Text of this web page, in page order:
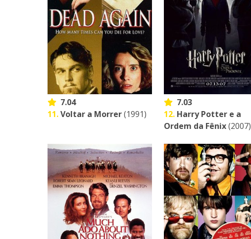
7.04
11.Voltar a Morrer(1991)
7.03
12. Harry Potter e a
Ordem da Fênix(2007)